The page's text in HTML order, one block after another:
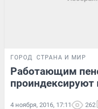
ГОРОД СТРАНА И МИР
Работающим
проиндексируют
4 ноября, 2016, 17:11 262